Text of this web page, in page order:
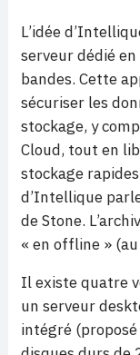
L’idée
serveur dédié
bandes. Cette
sécuriser les
stockage, y
Cloud, tout en
stockage
d’Intellique
de Stone.
« en offline »
Il existe quatre
un serveur
intégré